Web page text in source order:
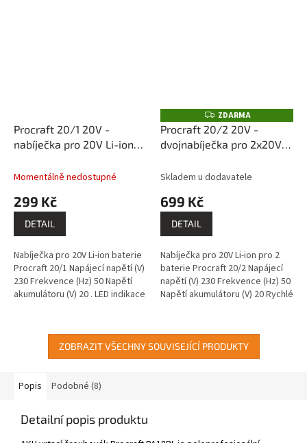
Procraft 20/1 20V -
nabíječka pro 20V Li-ion
Momentálně nedostupné
299 Kč
DETAIL
Nabíječka pro 20V Li-ion baterie
Procraft 20/1 Napájecí napětí (V)
230 Frekvence (Hz) 50 Napětí
akumulátoru (V) 20 . LED indikace
Z
D
A
R
ZDARMA
Procraft 20/2 20V -
dvojnabíječka pro 2x20V
Skladem u dodavatele
699 Kč
DETAIL
Nabíječka pro 20V Li-ion pro 2
baterie Procraft 20/2 Napájecí
napětí (V) 230 Frekvence (Hz) 50
Napětí akumulátoru (V) 20 Rychlé
ZOBRAZIT VŠECHNY SOUVISEJÍCÍ PRODUKTY
Popis Podobné (8)
Detailní popis produktu